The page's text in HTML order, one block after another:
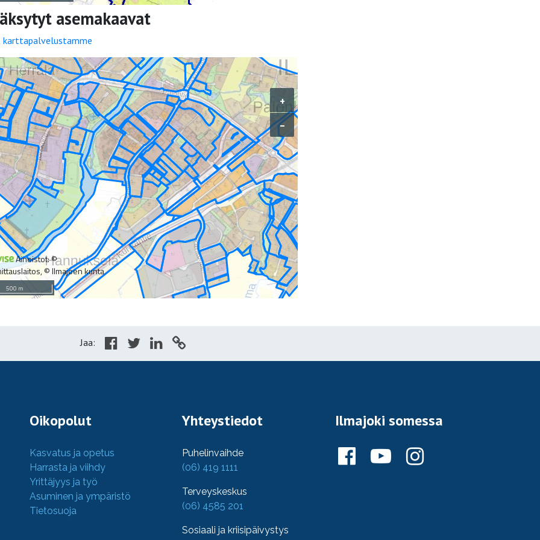
asemakaavat
karttapalvelustamme
Jaa:
Oikopolut
Kasvatus ja opetus
Harrasta ja viihdy
Yrittäjyys ja työ
Asuminen ja ympäristö
Tietosuoja
Yhteystiedot
Puhelinvaihde
(06) 419 1111
Terveyskeskus
(06) 4585 201
Sosiaali ja kriisipäivystys
Ilmajoki somessa